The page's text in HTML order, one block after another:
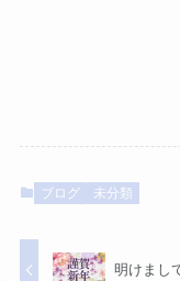
ブログ 未分類
明けまし